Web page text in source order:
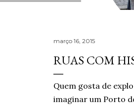
março 16, 2015
RUAS COM
Quem gosta de
imaginar um Porto